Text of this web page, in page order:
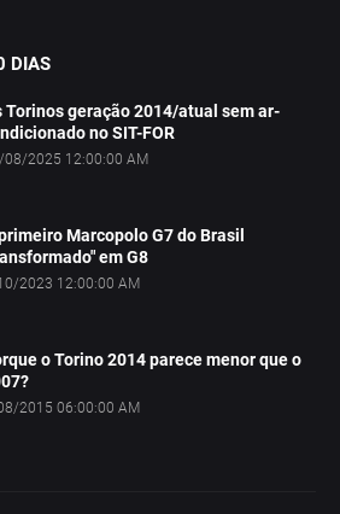
DIAS
Torinos geração 2014/atual sem ar-
no SIT-FOR
08/2025 12:00:00 AM
Marcopolo G7 do Brasil
em G8
2023 12:00:00 AM
o Torino 2014 parece menor que o
2015 06:00:00 AM